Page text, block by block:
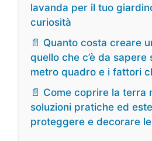
lavanda per il tuo
curiosità
📄 Quanto costa creare
quello che c’è da sapere
metro quadro e i fattori
📄 Come coprire la terra
soluzioni pratiche ed
proteggere e decorare